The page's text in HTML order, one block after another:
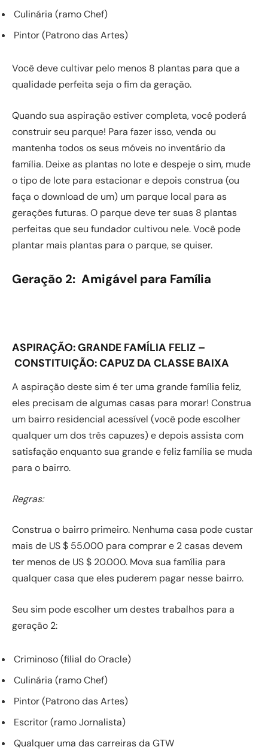
Culinária (ramo Chef)
Pintor (Patrono das Artes)
Você deve cultivar pelo menos 8 plantas para que a
qualidade perfeita seja o fim da geração.
Quando sua aspiração estiver completa, você poderá
construir seu parque! Para fazer isso, venda ou
mantenha todos os seus móveis no inventário da
família. Deixe as plantas no lote e despeje o sim, mude
o tipo de lote para estacionar e depois construa (ou
faça o download de um) um parque local para as
gerações futuras. O parque deve ter suas 8 plantas
perfeitas que seu fundador cultivou nele. Você pode
plantar mais plantas para o parque, se quiser.
Geração 2: Amigável para Família
ASPIRAÇÃO:GRANDE FAMÍLIA FELIZ –
CONSTITUIÇÃO:CAPUZ DA CLASSE BAIXA
A aspiração deste sim é ter uma grande família feliz,
eles precisam de algumas casas para morar! Construa
um bairro residencial acessível (você pode escolher
qualquer um dos três capuzes) e depois assista com
satisfação enquanto sua grande e feliz família se muda
para o bairro.
Regras:
Construa o bairro primeiro. Nenhuma casa pode custar
mais de US $ 55.000 para comprar e 2 casas devem
ter menos de US $ 20.000. Mova sua família para
qualquer casa que eles puderem pagar nesse bairro.
Seu sim pode escolher um destes trabalhos para a
geração 2:
Criminoso (filial do Oracle)
Culinária (ramo Chef)
Pintor (Patrono das Artes)
Escritor (ramo Jornalista)
Qualquer uma das carreiras da GTW